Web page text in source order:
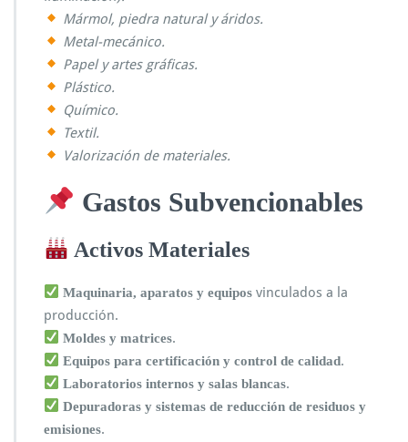
Mármol, piedra natural y áridos.
Metal-mecánico.
Papel y artes gráficas.
Plástico.
Químico.
Textil.
Valorización de materiales.
Gastos Subvencionables
Activos Materiales
Maquinaria, aparatos y equipos vinculados a la
producción.
Moldes y matrices.
Equipos para certificación y control de calidad.
Laboratorios internos y salas blancas.
Depuradoras y sistemas de reducción de residuos y
emisiones.